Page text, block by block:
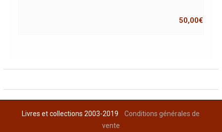
50,00€
Livres et collections 2003-2019Conditions générales de
vente